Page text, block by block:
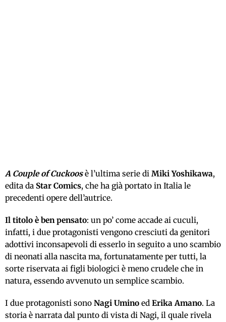
A Couple of Cuckoosè l’ultima serie di Miki Yoshikawa,
edita da Star Comics, che ha già portato in Italia le
precedenti opere dell’autrice.
Il titolo è ben pensato: un po’ come accade ai cuculi,
infatti, i due protagonisti vengono cresciuti da genitori
adottivi inconsapevoli di esserlo in seguito a uno scambio
di neonati alla nascita ma, fortunatamente per tutti, la
sorte riservata ai figli biologici è meno crudele che in
natura, essendo avvenuto un semplice scambio.
I due protagonisti sono Nagi Umino ed Erika Amano. La
storia è narrata dal punto di vista di Nagi, il quale rivela